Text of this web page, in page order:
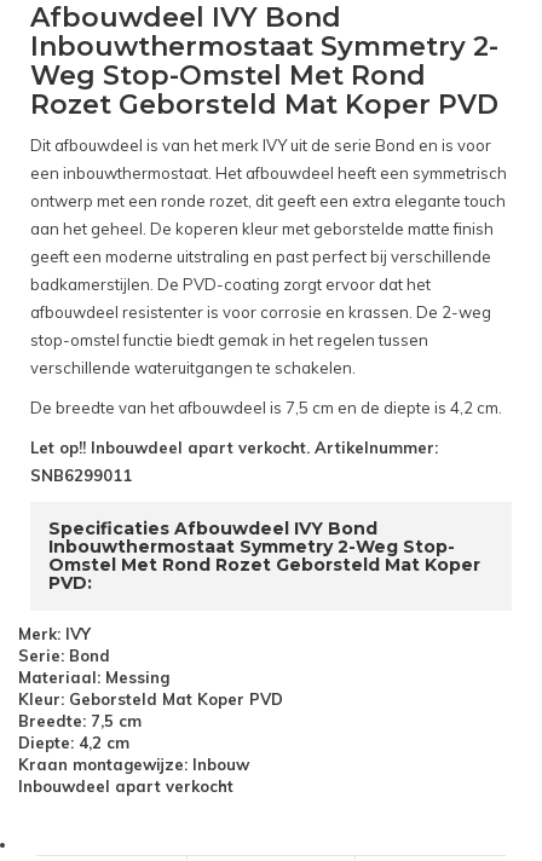
Afbouwdeel IVY Bond
Inbouwthermostaat Symmetry 2-
Weg Stop-Omstel Met Rond
Rozet Geborsteld Mat Koper PVD
Dit afbouwdeel is van het merk IVY uit de serie Bond en is voor
een inbouwthermostaat. Het afbouwdeel heeft een symmetrisch
ontwerp met een ronde rozet, dit geeft een extra elegante touch
aan het geheel. De koperen kleur met geborstelde matte finish
geeft een moderne uitstraling en past perfect bij verschillende
badkamerstijlen. De PVD-coating zorgt ervoor dat het
afbouwdeel resistenter is voor corrosie en krassen. De 2-weg
stop-omstel functie biedt gemak in het regelen tussen
verschillende wateruitgangen te schakelen.
De breedte van het afbouwdeel is 7,5 cm en de diepte is 4,2 cm.
Let op!! Inbouwdeel apart verkocht. Artikelnummer:
SNB6299011
Specificaties Afbouwdeel IVY Bond
Inbouwthermostaat Symmetry 2-Weg Stop-
Omstel Met Rond Rozet Geborsteld Mat Koper
PVD:
Merk: IVY
Serie: Bond
Materiaal: Messing
Kleur: Geborsteld Mat Koper PVD
Breedte: 7,5 cm
Diepte: 4,2 cm
Kraan montagewijze: Inbouw
Inbouwdeel apart verkocht